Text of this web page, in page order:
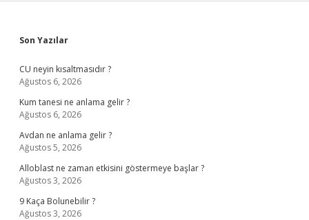
Sidebar
Son Yazılar
CU neyin kısaltmasıdır ?
Ağustos 6, 2026
Kum tanesi ne anlama gelir ?
Ağustos 6, 2026
Avdan ne anlama gelir ?
Ağustos 5, 2026
Alloblast ne zaman etkisini göstermeye başlar ?
Ağustos 3, 2026
9 Kaça Bolunebilir ?
Ağustos 3, 2026